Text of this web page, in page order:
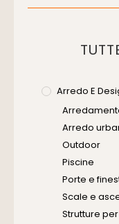
Senza
Software
Arredo E
Arredo
Outdoor
Piscine
Porte e
Scale e
Strutture